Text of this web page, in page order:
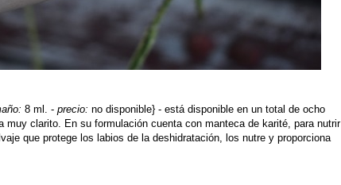
8 ml. - precio: no disponible} - está disponible en un total de ocho
clarito. En su formulación cuenta con manteca de karité, para nutrir
que protege los labios de la deshidratación, los nutre y proporciona